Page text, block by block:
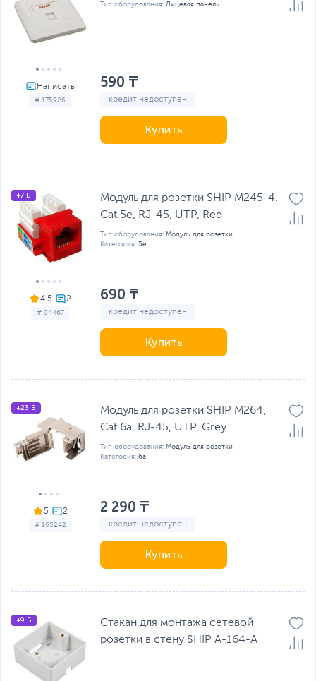
# 175926
Тип оборудования: Лицевая панель
590 ₸
кредит недоступен
Купить
4.5
# 94467
+7 Б
Модуль для розетки SHIP M245-4,
Cat.5e, RJ-45, UTP, Red
Тип оборудования: Модуль для розетки
Категория: 5e
690 ₸
кредит недоступен
Купить
5
# 165242
+23 Б
Модуль для розетки SHIP M264,
Cat.6a, RJ-45, UTP, Grey
Тип оборудования: Модуль для розетки
Категория: 6a
2 290 ₸
кредит недоступен
Купить
+9 Б
Стакан для монтажа сетевой
розетки в стену SHIP A-164-A